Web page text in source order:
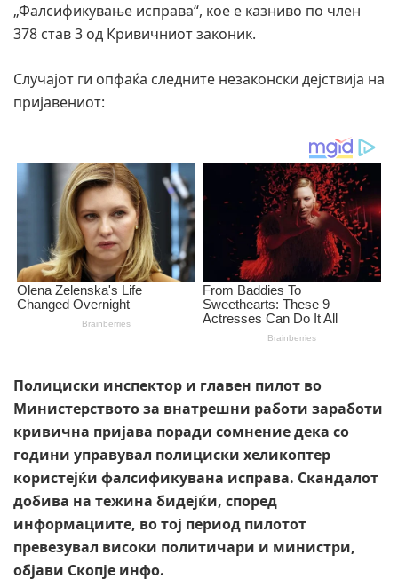
„Фалсификување исправа“, кое е казниво по член
378 став 3 од Кривичниот законик.
Случајот ги опфаќа следните незаконски дејствија на
пријавениот:
Полициски инспектор и главен пилот во
Министерството за внатрешни работи заработи
кривична пријава поради сомнение дека со
години управувал полициски хеликоптер
користејќи фалсификувана исправа. Скандалот
добива на тежина бидејќи, според
информациите, во тој период пилотот
превезувал високи политичари и министри,
објави Скопје инфо.